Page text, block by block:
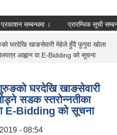
सम्बन्धमा । प्रारम्भिक सूची
घरदेखि खाङसेवारी मेहेले हुँदै फुगुवा खोला
आह्वान वा E-Bidding को सूचना
घरदेखि खाङसेवारी
सडक स्तरोन्नतीका
E-Bidding को सूचना
- 08:54